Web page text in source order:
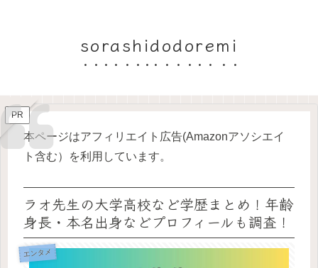
sorashidodoremi
PR
本ページはアフィリエイト広告(Amazonアソシエイ
ト含む）を利用しています。
ラオ先生の大学高校など学歴まとめ！年齢
身長・本名出身などプロフィールも調査！
エンタメ